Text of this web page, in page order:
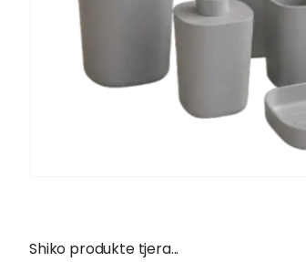
Shiko produkte tjera...